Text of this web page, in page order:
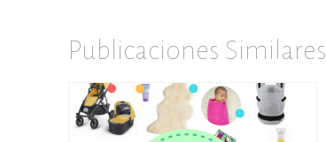
Publicaciones Similares